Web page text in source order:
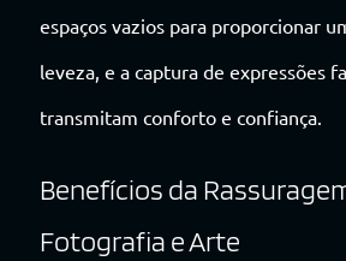
espaços vazios para proporcionar
leveza, e a captura de expressões
transmitam conforto e confiança.
Benefícios da
Fotografia e Arte